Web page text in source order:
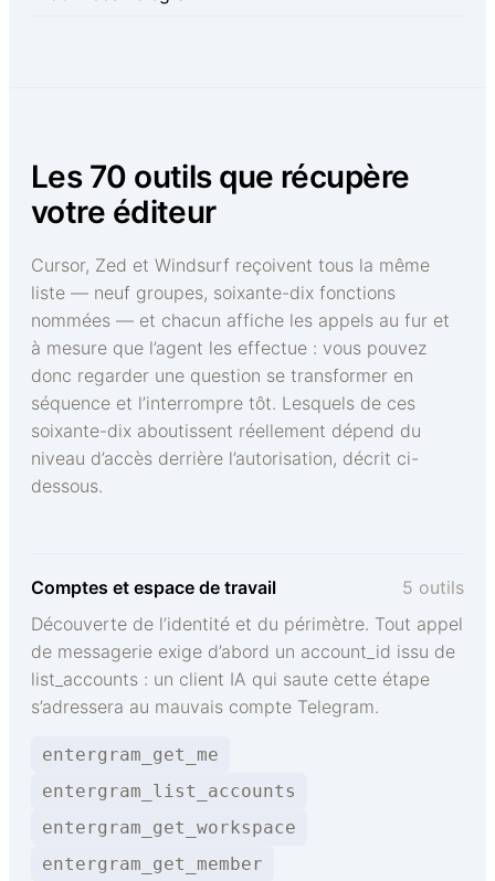
Les 70 outils que récupère
votre éditeur
Cursor, Zed et Windsurf reçoivent tous la même
liste — neuf groupes, soixante-dix fonctions
nommées — et chacun affiche les appels au fur et
à mesure que l’agent les effectue : vous pouvez
donc regarder une question se transformer en
séquence et l’interrompre tôt. Lesquels de ces
soixante-dix aboutissent réellement dépend du
niveau d’accès derrière l’autorisation, décrit ci-
dessous.
Comptes et espace de travail
5 outils
Découverte de l’identité et du périmètre. Tout appel
de messagerie exige d’abord un account_id issu de
list_accounts : un client IA qui saute cette étape
s’adressera au mauvais compte Telegram.
entergram_get_me
entergram_list_accounts
entergram_get_workspace
entergram_get_member